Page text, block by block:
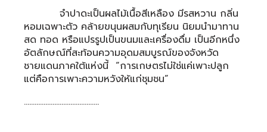
จำปาดะเป็นผลไม้เนื้อสีเหลือง มีรสหวาน กลิ่น
หอมเฉพาะตัว คล้ายขนุนผสมกับทุเรียน นิยมนำมาทาน
สด ทอด หรือแปรรูปเป็นขนมและเครื่องดื่ม เป็นอีกหนึ่ง
อัตลักษณ์ที่สะท้อนความอุดมสมบูรณ์ของจังหวัด
ชายแดนภาคใต้แห่งนี้ “การเกษตรไม่ใช่แค่เพาะปลูก
แต่คือการเพาะความหวังให้แก่ชุมชน”
……………………………………